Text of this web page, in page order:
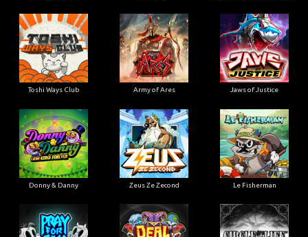
Toshi Ways Club Army of Ares Jaws of Justice
Donny & Danny Zeus Ze Zecond Le Fisherman